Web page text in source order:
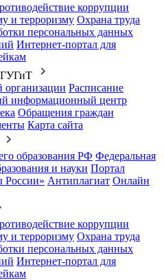
коррупции
и терроризму Охрана труда
персональных данных
Интернет-портал для
организации Расписание
информационный центр
Обращения граждан
Карта сайта
образования РФ Федеральная
и науки Портал
России» Антиплагиат Онлайн
коррупции
и терроризму Охрана труда
персональных данных
Интернет-портал для